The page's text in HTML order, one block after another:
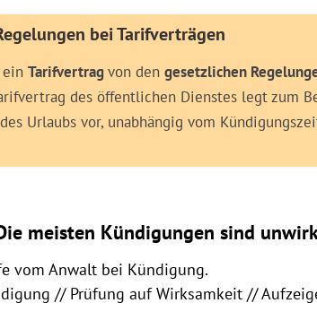
bei Tarifverträgen
ein Tarifvertragvon den gesetzlichen
des öffentlichen Dienstes legt zum
Urlaubs vor, unabhängig vom
meisten Kündigungen sind
vom Anwalt bei Kündigung.
// Prüfung auf Wirksamkeit //